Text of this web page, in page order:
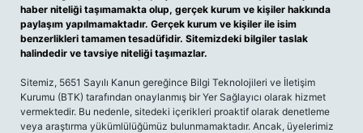
haber niteliği taşımamakta olup, gerçek kurum ve kişiler hakkında
paylaşım yapılmamaktadır. Gerçek kurum ve kişiler ile isim
benzerlikleri tamamen tesadüfidir. Sitemizdeki bilgiler taslak
halindedir ve tavsiye niteliği taşımazlar.
Sitemiz, 5651 Sayılı Kanun gereğince Bilgi Teknolojileri ve İletişim
Kurumu (BTK) tarafından onaylanmış bir Yer Sağlayıcı olarak hizmet
vermektedir. Bu nedenle, sitedeki içerikleri proaktif olarak denetleme
veya araştırma yükümlülüğümüz bulunmamaktadır. Ancak, üyelerimiz